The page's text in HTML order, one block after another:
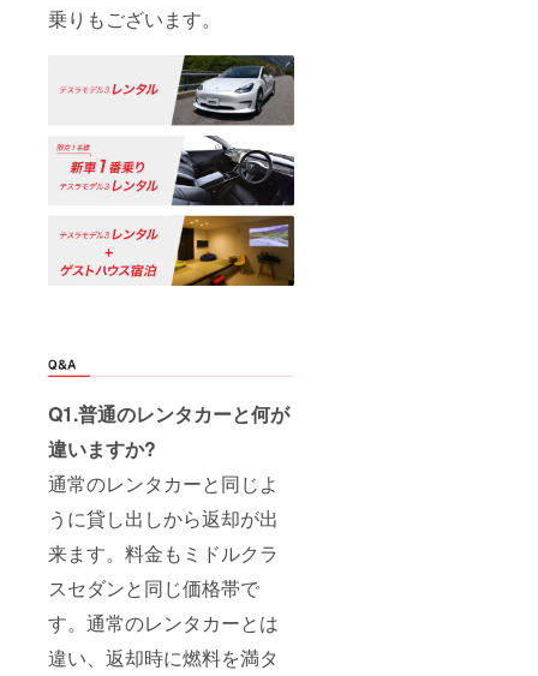
乗りもございます。
Q1.普通のレンタカーと何が
違いますか?
通常のレンタカーと同じよ
うに貸し出しから返却が出
来ます。料金もミドルクラ
スセダンと同じ価格帯で
す。通常のレンタカーとは
違い、返却時に燃料を満タ